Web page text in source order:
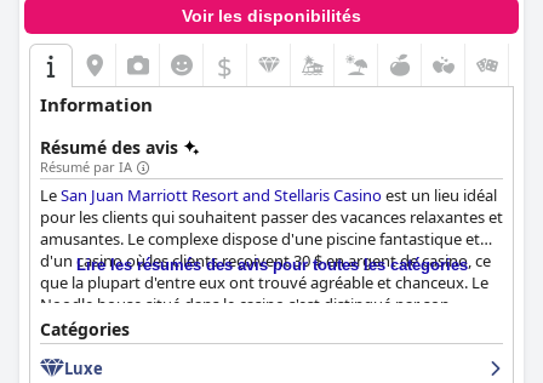
Voir les disponibilités
$
Information
Résumé des avis
Résumé par IA
LeSan Juan Marriott Resort and Stellaris Casinoest un lieu idéal
pour les clients qui souhaitent passer des vacances relaxantes et
amusantes. Le complexe dispose d'une piscine fantastique et
d'un casino où les clients reçoivent 30 $ en argent de casino, ce
que la plupart d'entre eux ont trouvé agréable et chanceux. Le
Noodle house situé dans le casino s'est distingué par son
excellente cuisine. Les clients ont apprécié la vue sur l'océan
depuis leur chambre, qui donne sur le casino, et ont loué la
gentillesse du personnel, de l'enregistrement au nettoyage en
Lire les résumés des avis pour toutes les catégories
Catégories
Luxe